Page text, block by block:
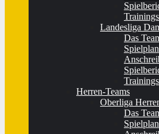
Landesliga
Das
Spielplan
Herren-Teams
Oberliga
Das
Spielplan